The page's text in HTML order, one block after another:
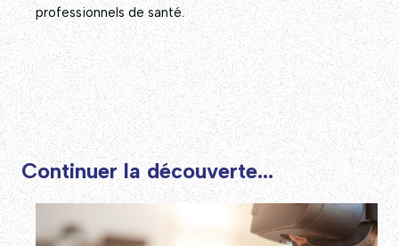
professionnels de santé.
Continuer la découverte...